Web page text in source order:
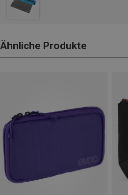
Ähnliche Produkte